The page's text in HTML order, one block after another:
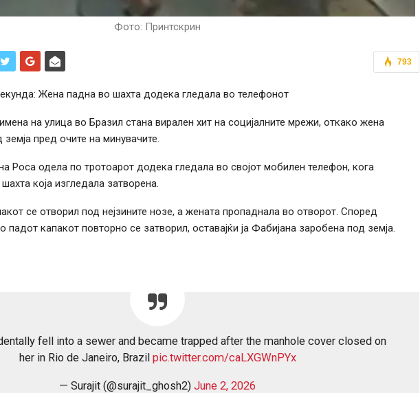
Фото: Принтскрин
793
Жена падна во шахта додека гледала во телефонот
на улица во Бразил стана вирален хит на социјалните мрежи, откако жена
пред очите на минувачите.
Роса одела по тротоарот додека гледала во својот мобилен телефон, кога
која изгледала затворена.
се отворил под нејзините нозе, а жената пропаднала во отворот. Според
падот капакот повторно се затворил, оставајќи ја Фабијана заробена под земја.
fell into a sewer and became trapped after the manhole cover closed on
her in Rio de Janeiro, Brazil pic.twitter.com/caLXGWnPYx
— Surajit (@surajit_ghosh2) June 2, 2026